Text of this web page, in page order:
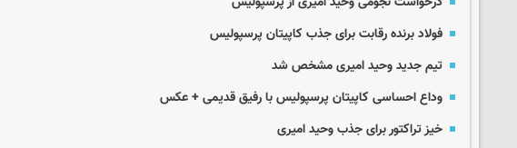
فولاد برنده رقابت برای جذب کاپیتان پرسپولیس
تیم جدید وحید امیری مشخص شد
وداع احساسی کاپیتان پرسپولیس با رفیق قدیمی + عکس
خیز تراکتور برای جذب وحید امیری